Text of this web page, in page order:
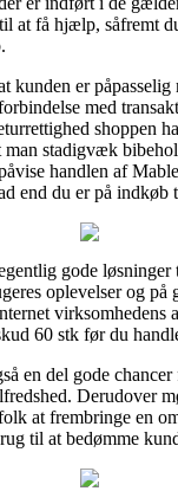
at få hjælp, såfremt
kunden er
med
shoppen
stadigvæk
handlen af
end du er på indkøb
gode løsninger
oplevelser og på
virksomhedens
60 stk før du
en del gode
Derudover
at frembringe en
til at bedømme